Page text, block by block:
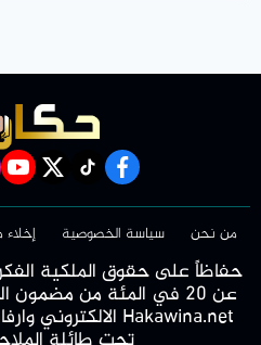
facebook
Tiktok
twitter
من نحن سياسة الخصوصية
حفاظاً على حقوق الملكية
عن 20 في المئة من